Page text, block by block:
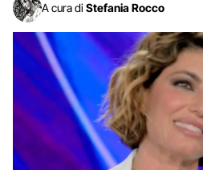
A cura di Stefania Rocco